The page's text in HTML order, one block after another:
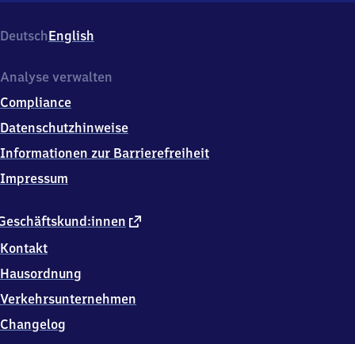
1,
0
6
3
Bienenmühle
DeutschEnglish
externer
Kontakt
Hausordnung
Verkehrsunternehmen
Changelog
Analyse verwalten
Compliance
Datenschutzhinweise
Informationen zur Barrierefreiheit
Impressum